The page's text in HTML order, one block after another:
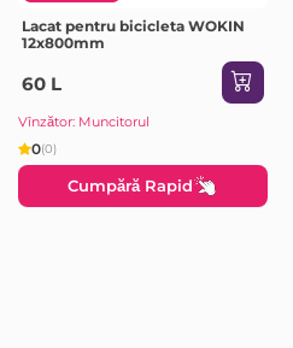
Lacat pentru bicicleta WOKIN
12x800mm
60 L
Vînzător: Muncitorul
0(0)
Cumpără Rapid